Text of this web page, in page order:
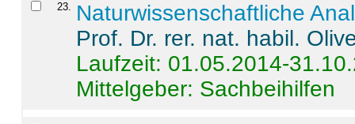
23. Naturwissenschaftliche
Prof. Dr. rer. nat. habil.
Laufzeit: 01.05.2014-
Mittelgeber: Sachbeihilfen